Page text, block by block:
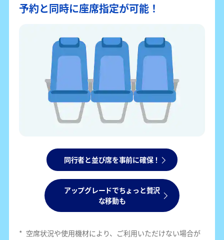
予約と同時に座席指定が可能！
同行者と並び席を事前に確保！
アップグレードでちょっと贅沢
な移動も
* 空席状況や使用機材により、ご利用いただけない場合が